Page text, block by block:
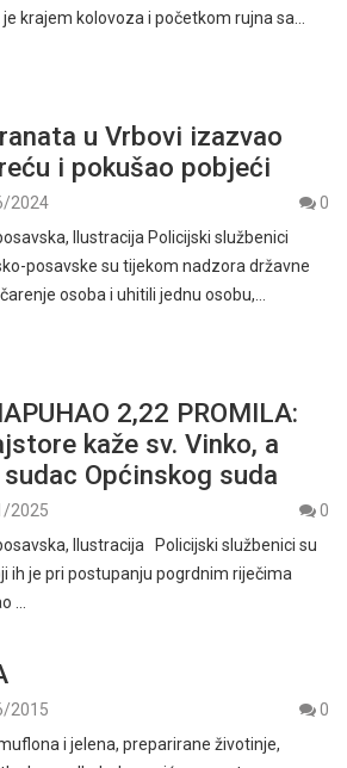
krajem kolovoza i početkom rujna sa…
u Vrbovi izazvao
i pokušao pobjeći
2024
0
Ilustracija Policijski službenici
posavske su tijekom nadzora državne
osoba i uhitili jednu osobu,…
2,22 PROMILA:
kaže sv. Vinko, a
Općinskog suda
2025
0
Ilustracija Policijski službenici su
ih je pri postupanju pogrdnim riječima
…
2015
0
i jelena, preparirane životinje,